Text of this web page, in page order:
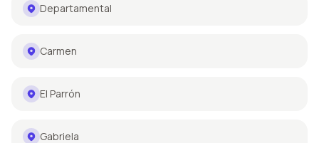
Departamental
Carmen
El Parrón
Gabriela